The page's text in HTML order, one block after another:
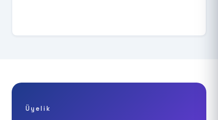
Üyelik